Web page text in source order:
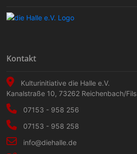
Kontakt
Kulturinitiative die Halle e.V.
Kanalstraße 10,73262 Reichenbach/Fils
07153 - 958 256
07153 - 958 258
info@diehalle.de